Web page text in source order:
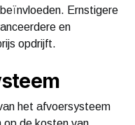
Ernstigere
en
opdrijft.
het afvoersysteem